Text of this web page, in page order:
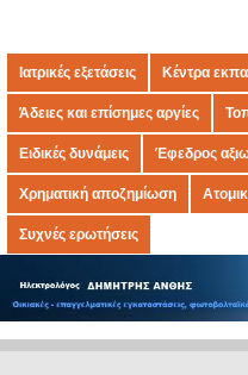
Ιατρικές εξετάσεις Κέντρα
Άδειες και επίσημες αργίες
Ειδικές δυνάμεις Έφεδρος
Χρηματική αποζημίωση
Συχνές ερωτήσεις